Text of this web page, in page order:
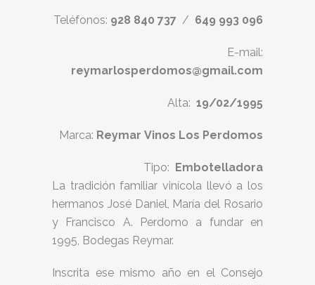
Teléfonos: 928 840 737 / 649 993 096
E-mail:
reymarlosperdomos@gmail.com
Alta: 19/02/1995
Marca: Reymar Vinos Los Perdomos
Tipo: Embotelladora
La tradición familiar vinícola llevó a los
hermanos José Daniel, María del Rosario
y Francisco A. Perdomo a fundar en
1995, Bodegas Reymar.
Inscrita ese mismo año en el Consejo